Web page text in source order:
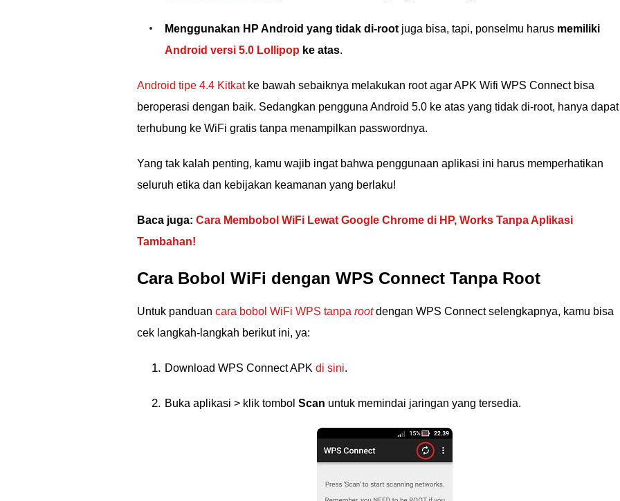
Menggunakan HP Android yang tidak di-root juga bisa, tapi, ponselmu harus memiliki
Android versi 5.0 Lollipop ke atas.
Android tipe 4.4 Kitkatke bawah sebaiknya melakukan root agar APK Wifi WPS Connect bisa
beroperasi dengan baik. Sedangkan pengguna Android 5.0 ke atas yang tidak di-root, hanya dapat
terhubung ke WiFi gratis tanpa menampilkan passwordnya.
Yang tak kalah penting, kamu wajib ingat bahwa penggunaan aplikasi ini harus memperhatikan
seluruh etika dan kebijakan keamanan yang berlaku!
Baca juga: Cara Membobol WiFi Lewat Google Chrome di HP, Works Tanpa Aplikasi
Tambahan!
Cara Bobol WiFi dengan WPS Connect Tanpa Root
Untuk panduan cara bobol WiFi WPS tanpa rootdengan WPS Connect selengkapnya, kamu bisa
cek langkah-langkah berikut ini, ya:
Download WPS Connect APK di sini.
Buka aplikasi > klik tombol Scan untuk memindai jaringan yang tersedia.